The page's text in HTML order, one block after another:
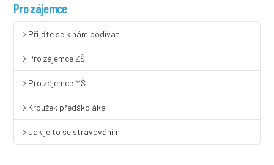
Pro zájemce
Přijďte se k nám podívat
Pro zájemce ZŠ
Pro zájemce MŠ
Kroužek předškoláka
Jak je to se stravováním